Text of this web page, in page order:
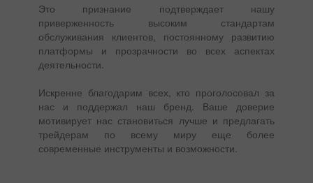
Это признание подтверждает нашу
приверженность высоким стандартам
обслуживания клиентов, постоянному развитию
платформы и прозрачности во всех аспектах
деятельности.
Искренне благодарим всех, кто проголосовал за
нас и поддержал наш бренд. Ваше доверие
мотивирует нас становиться лучше и предлагать
трейдерам по всему миру еще более
современные инструменты и возможности.